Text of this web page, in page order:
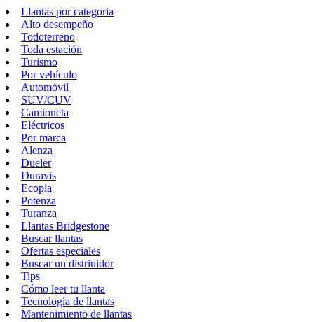
Llantas por categoria
Alto desempeño
Todoterreno
Toda estación
Turismo
Por vehículo
Automóvil
SUV/CUV
Camioneta
Eléctricos
Por marca
Alenza
Dueler
Duravis
Ecopia
Potenza
Turanza
Llantas Bridgestone
Buscar llantas
Ofertas especiales
Buscar un distriuidor
Tips
Cómo leer tu llanta
Tecnología de llantas
Mantenimiento de llantas